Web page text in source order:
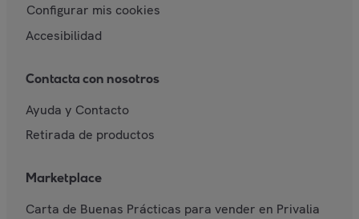
Configurar mis cookies
Accesibilidad
Contacta con nosotros
Ayuda y Contacto
Retirada de productos
Marketplace
Carta de Buenas Prácticas para vender en Privalia